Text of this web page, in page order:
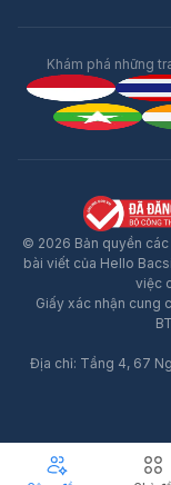
Khám phá những
© 2026 Bản quyền
bài viết của Hello
việc
Giấy xác nhận cung
Địa chỉ: Tầng 4, 67